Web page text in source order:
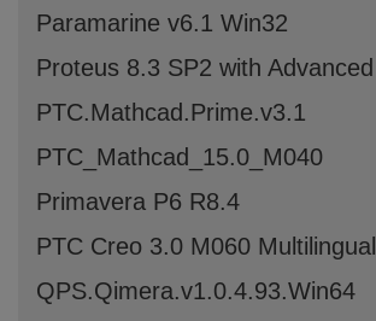
Paramarine v6.1 Win32
Proteus 8.3 SP2 with
PTC.Mathcad.Prime.v3.1
PTC_Mathcad_15.0_M040
Primavera P6 R8.4
PTC Creo 3.0 M060
QPS.Qimera.v1.0.4.93.Win64